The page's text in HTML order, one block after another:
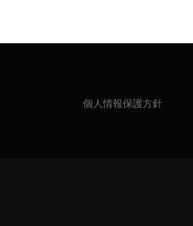
個人情報保護方針